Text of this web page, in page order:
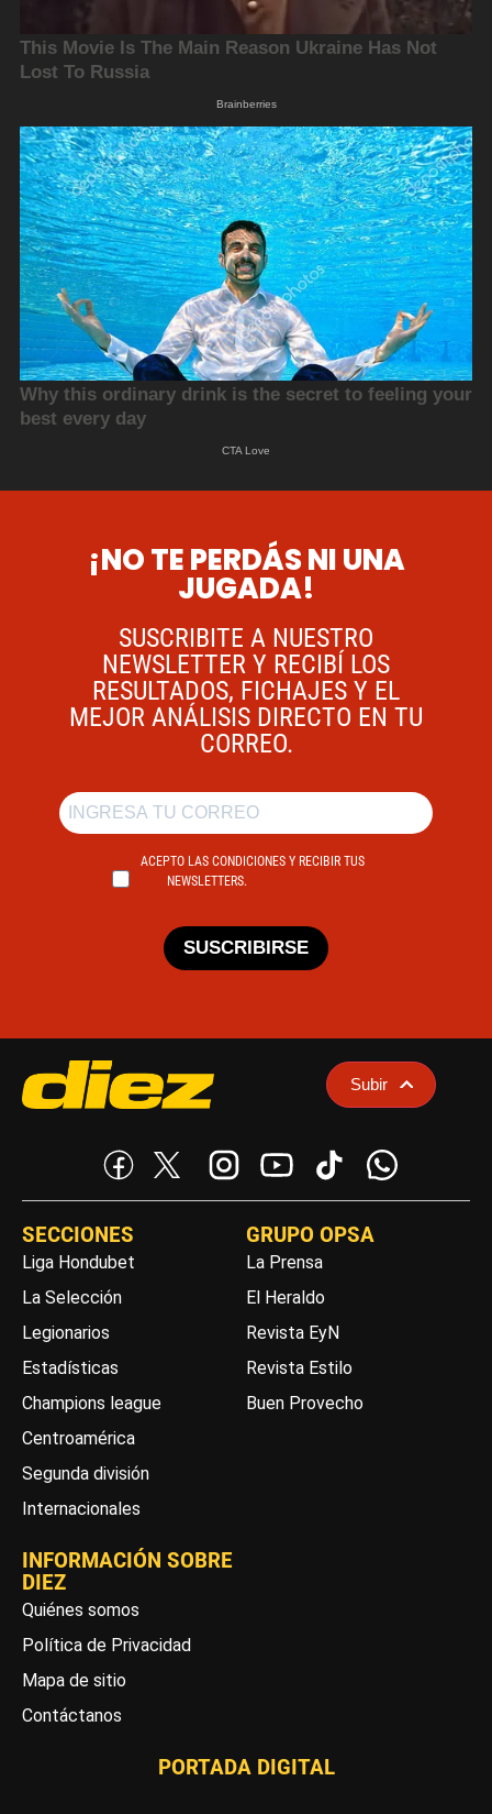
¡NO TE PERDÁS NI UNA
JUGADA!
SUSCRIBITE A NUESTRO
NEWSLETTER Y RECIBÍ LOS
RESULTADOS, FICHAJES Y EL
MEJOR ANÁLISIS DIRECTO EN TU
CORREO.
ACEPTO LAS CONDICIONES Y RECIBIR TUS
NEWSLETTERS.
SUSCRIBIRSE
Subir
SECCIONES
Liga Hondubet
La Selección
Legionarios
Estadísticas
Champions league
Centroamérica
Segunda división
Internacionales
GRUPO OPSA
La Prensa
El Heraldo
Revista EyN
Revista Estilo
Buen Provecho
INFORMACIÓN SOBRE
DIEZ
Quiénes somos
Política de Privacidad
Mapa de sitio
Contáctanos
PORTADA DIGITAL